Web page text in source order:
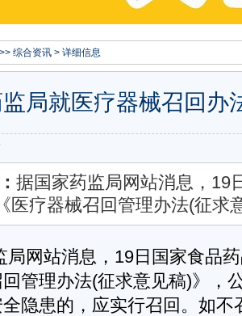
>> 综合资讯 > 详细信息
监局就医疗器械召回办
据国家药监局网站消息，19
医疗器械召回管理办法(征求
局网站消息，19日国家食品
回管理办法(征求意见稿)》，
隐患的，应实行召回。如不